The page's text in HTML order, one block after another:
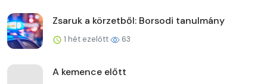
Zsaruk a körzetből: Borsodi tanulmány
1 hét ezelőtt 63
A kemence előtt